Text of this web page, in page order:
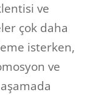
ve
çok daha
isterken,
ve